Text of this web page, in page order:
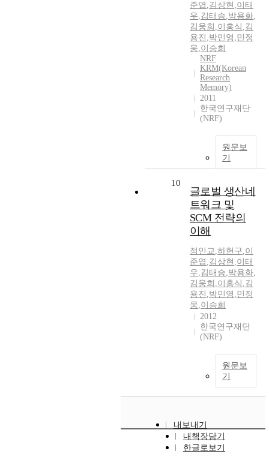
준엽 ,김상현 ,이태
우,김태승,박용화,
김웅희 ,이홍식 ,김
용진 ,박민영 ,민정
웅,이승희
NRF
KRM(Korean
Research
Memory)
2011
한국연구재단
(NRF)
원문보
기
10
글로벌 생산네
트워크 및
SCM 전략의
이해
정인교,하헌구,이
준엽 ,김상현 ,이태
우,김태승,박용화,
김웅희 ,이홍식 ,김
용진 ,박민영 ,민정
웅,이승희
2012
한국연구재단
(NRF)
원문보
기
내보내기
내책장담기
한글로보기